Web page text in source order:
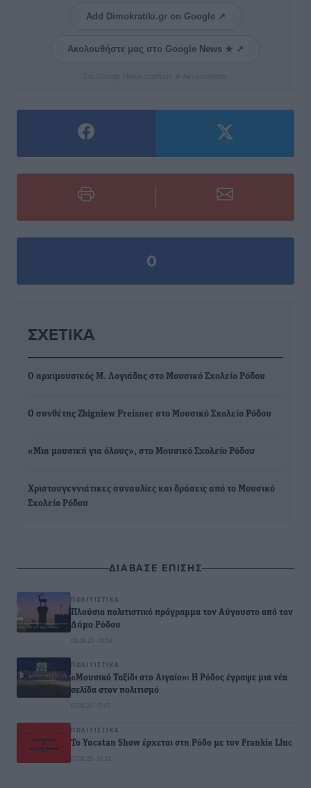
Add Dimokratiki.gr on Google ↗
Ακολουθήστε μας στο Google News ★ ↗
0
ΣΧΕΤΙΚΆ
Ο αρχιμουσικός Μ. Λογιάδης στο Μουσικό Σχολείο Ρόδου
Ο συνθέτης Zbigniew Preisner στο Μουσικό Σχολείο Ρόδου
«Μια μουσική για όλους», στο Μουσικό Σχολείο Ρόδου
Χριστουγεννιάτικες συναυλίες και δράσεις από το Μουσικό
Σχολείο Ρόδου
ΔΙΑΒΑΣΕ ΕΠΙΣΗΣ
ΠΟΛΙΤΙΣΤΙΚΆ
Πλούσιο πολιτιστικό πρόγραμμα τον Αύγουστο από τον
Δήμο Ρόδου
08.08.26 · 10:59
ΠΟΛΙΤΙΣΤΙΚΆ
«Μουσικό Ταξίδι στο Αιγαίο»: Η Ρόδος έγραψε μια νέα
σελίδα στον πολιτισμό
07.08.26 · 17:45
ΠΟΛΙΤΙΣΤΙΚΆ
Το Yucatan Show έρχεται στη Ρόδο με τον Frankie Lluc
07.08.26 · 13:32